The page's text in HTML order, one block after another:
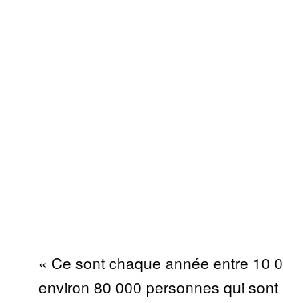
« Ce sont chaque année entre 10
environ 80 000 personnes qui